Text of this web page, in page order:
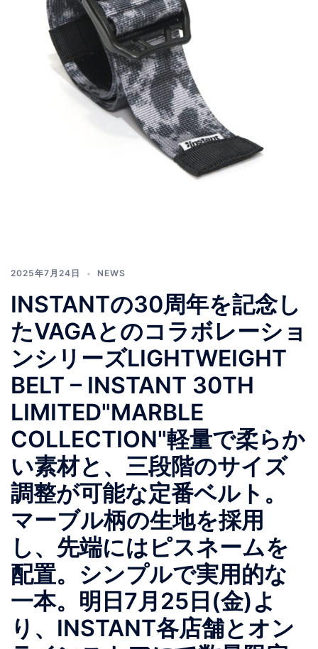
2025年7月24日 NEWS
INSTANTの30周年を記念し
たVAGAとのコラボレーショ
ンシリーズLIGHTWEIGHT
BELT – INSTANT 30TH
LIMITED"MARBLE
COLLECTION"軽量で柔らか
い素材と、三段階のサイズ
調整が可能な定番ベルト。
マーブル柄の生地を採用
し、先端にはピスネームを
配置。シンプルで実用的な
一本。明日7月25日(金)よ
り、INSTANT各店舗とオン